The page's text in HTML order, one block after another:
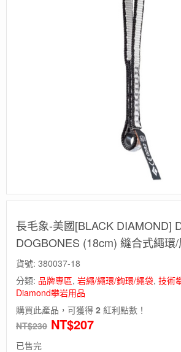
長毛象-美國[BLACK DIAMOND]
DOGBONES (18cm) 縫合式繩環
貨號: 380037-18
分類: 品牌專區, 岩繩/繩環/鉤環/繩袋, 技術
Diamond攀岩用品
購買此產品，可獲得 2 紅利點數！
NT$230 NT$207
已售完